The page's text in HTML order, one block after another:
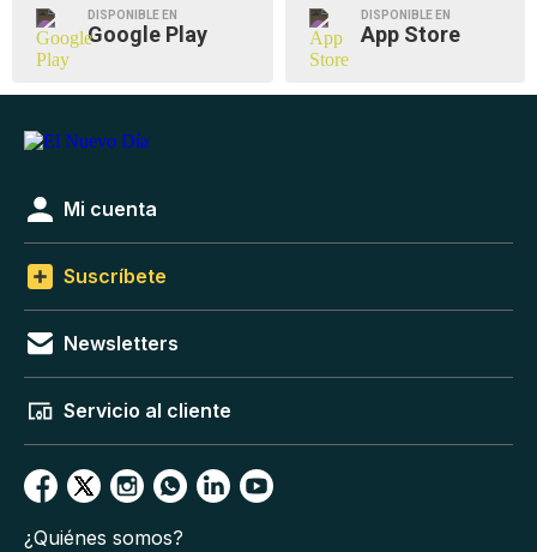
DISPONIBLE EN
Google Play
DISPONIBLE EN
App Store
Mi cuenta
Suscríbete
Newsletters
Servicio al cliente
¿Quiénes somos?